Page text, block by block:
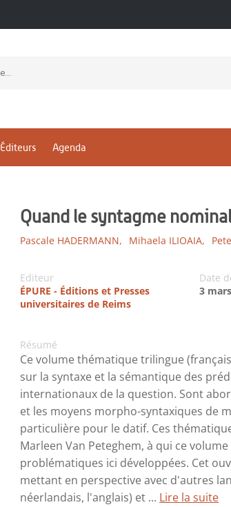
Éditeurs Agenda
Quand le syntagme
Pascale HADERMANN, Mihaela ILIOAIA,
Editeur
ÉPURE - Éditions et Presses
universitaires de Reims
Date
3
Résumé
Ce volume thématique trilingue
sur la syntaxe et la sémantique des
internationaux de la question. Sont
et les moyens morpho-syntaxiques de
particulière pour le datif. Ces
Marleen Van Peteghem, à qui ce
problématiques ici développées. Cet
mettant en perspective avec d'autres
néerlandais, l'anglais) et ... Lire la suite